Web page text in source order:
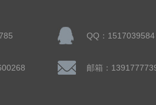
QQ：1517039584